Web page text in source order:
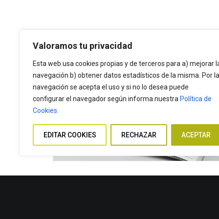
Valoramos tu privacidad
Esta web usa cookies propias y de terceros para a) mejorar
navegación b) obtener datos estadísticos de la misma. Por la
navegación se acepta el uso y si no lo desea puede
configurar el navegador según informa nuestra Política de
Cookies.
EDITAR COOKIES RECHAZAR ACEPTAR